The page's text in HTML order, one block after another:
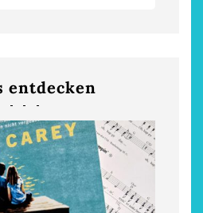
entdecken